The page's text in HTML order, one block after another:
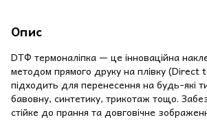
Опис
DТФ термоналіпка — це інноваційна
методом прямого друку на плівку (Direct
підходить для перенесення на будь-які
бавовну, синтетику, трикотаж тощо.
стійке до прання та довговічне